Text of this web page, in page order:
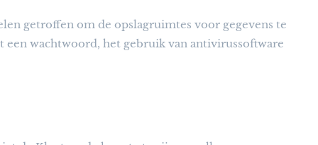
getroffen om de opslagruimtes voor gegevens te
wachtwoord, het gebruik van antivirussoftware